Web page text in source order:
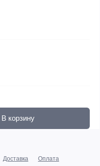
В корзину
Доставка Оплата